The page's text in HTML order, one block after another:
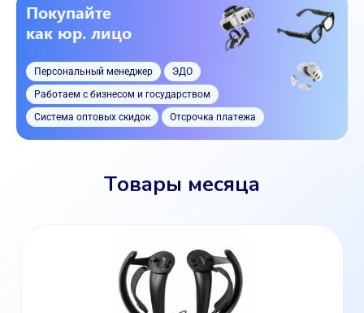
Покупайте
как юр. лицо
Персональный менеджер
ЭДО
Работаем с бизнесом и государством
Система оптовых скидок
Отсрочка платежа
Товары месяца